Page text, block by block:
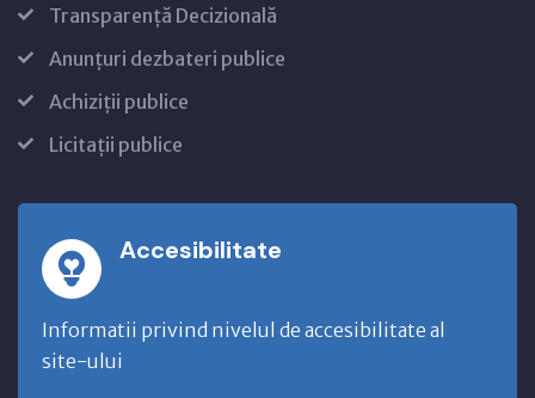
Transparență Decizională
Anunțuri dezbateri publice
Achiziții publice
Licitații publice
Accesibilitate
Informatii privind nivelul de accesibilitate al
site-ului